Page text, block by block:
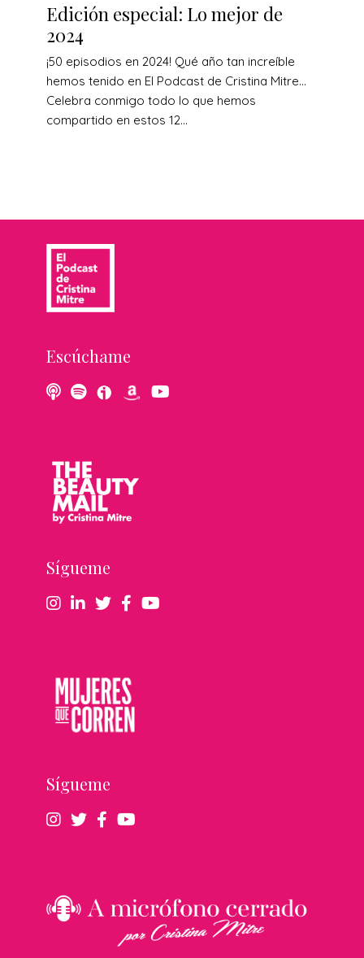
Edición especial: Lo mejor de
2024
¡50 episodios en 2024! Qué año tan increíble
hemos tenido en El Podcast de Cristina Mitre…
Celebra conmigo todo lo que hemos
compartido en estos 12...
Escúchame
Sígueme
Sígueme